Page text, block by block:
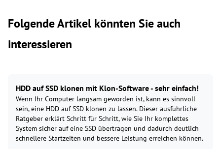
Folgende Artikel könnten Sie auch
interessieren
HDD auf SSD klonen mit Klon-Software - sehr einfach!
Wenn Ihr Computer langsam geworden ist, kann es sinnvoll
sein, eine HDD auf SSD klonen zu lassen. Dieser ausführliche
Ratgeber erklärt Schritt für Schritt, wie Sie Ihr komplettes
System sicher auf eine SSD übertragen und dadurch deutlich
schnellere Startzeiten und bessere Leistung erreichen können.